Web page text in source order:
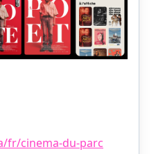
fr/cinema-du-parc